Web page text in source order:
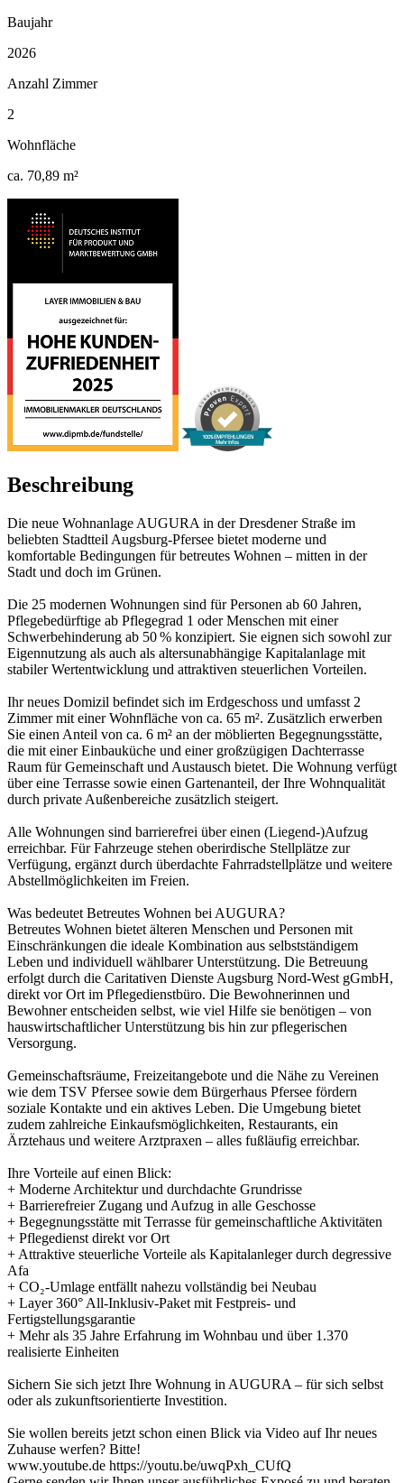
Baujahr
2026
Anzahl Zimmer
2
Wohnfläche
ca. 70,89 m²
100% EMPFEHLUNGEN
Mehr Infos
Beschreibung
Die neue Wohnanlage AUGURA in der Dresdener Straße im
beliebten Stadtteil Augsburg-Pfersee bietet moderne und
komfortable Bedingungen für betreutes Wohnen – mitten in der
Stadt und doch im Grünen.
Die 25 modernen Wohnungen sind für Personen ab 60 Jahren,
Pflegebedürftige ab Pflegegrad 1 oder Menschen mit einer
Schwerbehinderung ab 50 % konzipiert. Sie eignen sich sowohl zur
Eigennutzung als auch als altersunabhängige Kapitalanlage mit
stabiler Wertentwicklung und attraktiven steuerlichen Vorteilen.
Ihr neues Domizil befindet sich im Erdgeschoss und umfasst 2
Zimmer mit einer Wohnfläche von ca. 65 m². Zusätzlich erwerben
Sie einen Anteil von ca. 6 m² an der möblierten Begegnungsstätte,
die mit einer Einbauküche und einer großzügigen Dachterrasse
Raum für Gemeinschaft und Austausch bietet. Die Wohnung verfügt
über eine Terrasse sowie einen Gartenanteil, der Ihre Wohnqualität
durch private Außenbereiche zusätzlich steigert.
Alle Wohnungen sind barrierefrei über einen (Liegend-)Aufzug
erreichbar. Für Fahrzeuge stehen oberirdische Stellplätze zur
Verfügung, ergänzt durch überdachte Fahrradstellplätze und weitere
Abstellmöglichkeiten im Freien.
Was bedeutet Betreutes Wohnen bei AUGURA?
Betreutes Wohnen bietet älteren Menschen und Personen mit
Einschränkungen die ideale Kombination aus selbstständigem
Leben und individuell wählbarer Unterstützung. Die Betreuung
erfolgt durch die Caritativen Dienste Augsburg Nord-West gGmbH,
direkt vor Ort im Pflegedienstbüro. Die Bewohnerinnen und
Bewohner entscheiden selbst, wie viel Hilfe sie benötigen – von
hauswirtschaftlicher Unterstützung bis hin zur pflegerischen
Versorgung.
Gemeinschaftsräume, Freizeitangebote und die Nähe zu Vereinen
wie dem TSV Pfersee sowie dem Bürgerhaus Pfersee fördern
soziale Kontakte und ein aktives Leben. Die Umgebung bietet
zudem zahlreiche Einkaufsmöglichkeiten, Restaurants, ein
Ärztehaus und weitere Arztpraxen – alles fußläufig erreichbar.
Ihre Vorteile auf einen Blick:
+ Moderne Architektur und durchdachte Grundrisse
+ Barrierefreier Zugang und Aufzug in alle Geschosse
+ Begegnungsstätte mit Terrasse für gemeinschaftliche Aktivitäten
+ Pflegedienst direkt vor Ort
+ Attraktive steuerliche Vorteile als Kapitalanleger durch degressive
Afa
+ CO₂-Umlage entfällt nahezu vollständig bei Neubau
+ Layer 360° All-Inklusiv-Paket mit Festpreis- und
Fertigstellungsgarantie
+ Mehr als 35 Jahre Erfahrung im Wohnbau und über 1.370
realisierte Einheiten
Sichern Sie sich jetzt Ihre Wohnung in AUGURA – für sich selbst
oder als zukunftsorientierte Investition.
Sie wollen bereits jetzt schon einen Blick via Video auf Ihr neues
Zuhause werfen? Bitte!
www.youtube.de https://youtu.be/uwqPxh_CUfQ